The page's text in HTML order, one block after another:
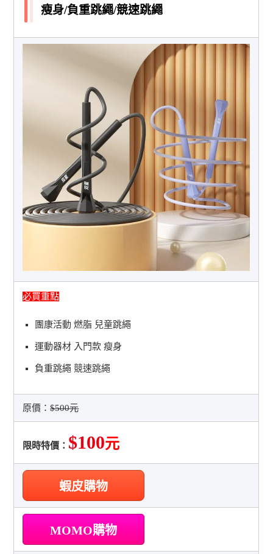
瘦身/負重跳繩/競速跳繩
必買重點
團康活動 燃脂 兒童跳繩
運動器材 入門款 瘦身
負重跳繩 競速跳繩
原價：$500元
限時特價： $100元
蝦皮購物
MOMO購物